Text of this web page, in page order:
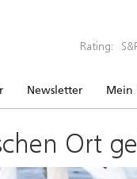
Rating:
Newsletter Mein
Ort